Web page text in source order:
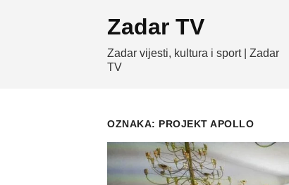
Zadar TV
Zadar vijesti, kultura i sport | Zadar
TV
OZNAKA: PROJEKT APOLLO